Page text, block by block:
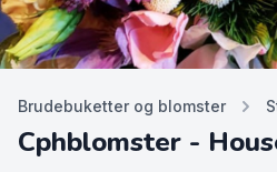
Brudebuketter og blomster
Cphblomster -